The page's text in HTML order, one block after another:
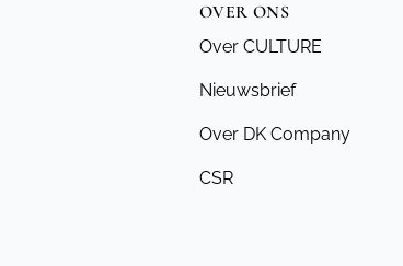
OVER ONS
Over CULTURE
Nieuwsbrief
Over DK Company
CSR